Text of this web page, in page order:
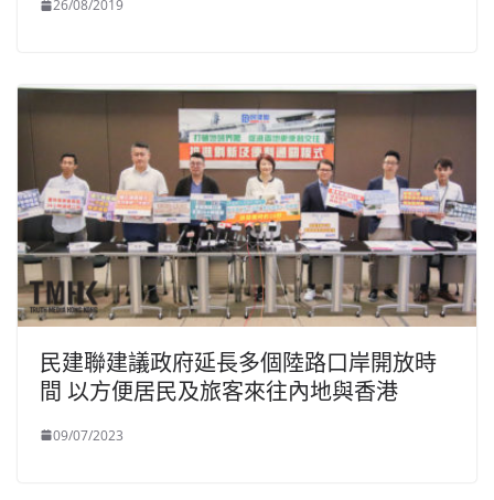
26/08/2019
民建聯建議政府延長多個陸路口岸開放時
間 以方便居民及旅客來往內地與香港
09/07/2023